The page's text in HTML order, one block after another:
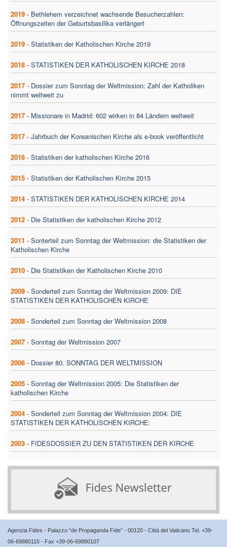
2019 - Bethlehem verzeichnet wachsende Besucherzahlen:
Öffnungszeiten der Geburtsbasilika verlängert
2019 - Statistiken der Katholischen Kirche 2019
2018 - STATISTIKEN DER KATHOLISCHEN KIRCHE 2018
2017 - Dossier zum Sonntag der Weltmission: Zahl der Katholiken
nimmt weltweit zu
2017 - Missionare in Madrid: 602 wirken in 84 Ländern weltweit
2017 - Jahrbuch der Koreanischen Kirche als e-book veröffentlicht
2016 - Statistiken der katholischen Kirche 2016
2015 - Statistiken der Katholischen Kirche 2015
2014 - STATISTIKEN DER KATHOLISCHEN KIRCHE 2014
2012 - Die Statistiken der katholischen Kirche 2012
2011 - Sonterteil zum Sonntag der Weltmission: die Statistiken der
Katholischen Kirche
2010 - Die Statistiken der Katholischen Kirche 2010
2009 - Sonderteil zum Sonntag der Weltmission 2009: DIE
STATISTIKEN DER KATHOLISCHEN KIRCHE
2008 - Sonderteil zum Sonntag der Weltmission 2008
2007 - Sonntag der Weltmission 2007
2006 - Dossier 80. SONNTAG DER WELTMISSION
2005 - Sonntag der Weltmission 2005: Die Statistiken der
katholischen Kirche
2004 - Sonderteil zum Sonntag der Weltmission 2004: DIE
STATISTIKEN DER KATHOLISCHEN KIRCHE:
2003 - FIDESDOSSIER ZU DEN STATISTIKEN DER KIRCHE
Agenzia Fides - Palazzo “de Propaganda Fide” - 00120 - Città del Vaticano Tel. +39-
06-69880115 - Fax +39-06-69880107